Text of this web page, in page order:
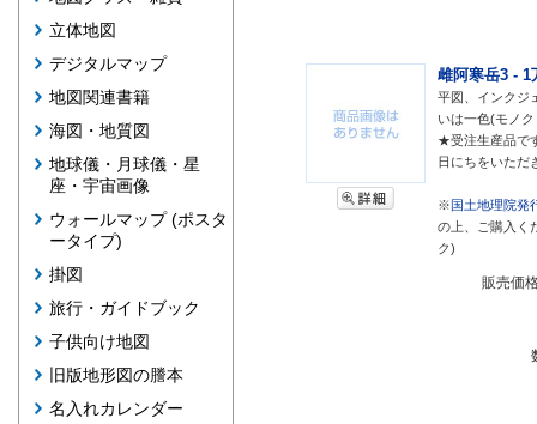
立体地図
デジタルマップ
地図関連書籍
海図・地質図
地球儀・月球儀・星
座・宇宙画像
ウォールマップ (ポスタ
ータイプ)
掛図
旅行・ガイドブック
子供向け地図
旧版地形図の謄本
名入れカレンダー
雌阿寒岳3 - 1
平図、インクジ
いは一色(モノ
★受注生産品で
日にちをいただ
※ 国土地理院発
の上、ご購入く
ク)
販売価